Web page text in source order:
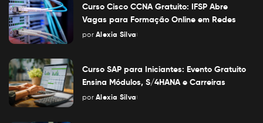
Curso Cisco CCNA Gratuito: IFSP Abre
Vagas para Formação Online em Redes
Posted
por Alexia Silva
Curso SAP para Iniciantes: Evento Gratuito
Ensina Módulos, S/4HANA e Carreiras
Posted
por Alexia Silva